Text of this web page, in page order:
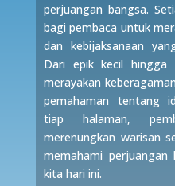
perjuangan bangsa.
bagi pembaca untuk
dan kebijaksanaan
Dari epik kecil hingga
merayakan
pemahaman tentang
tiap halaman,
merenungkan warisan
memahami
kita hari ini.